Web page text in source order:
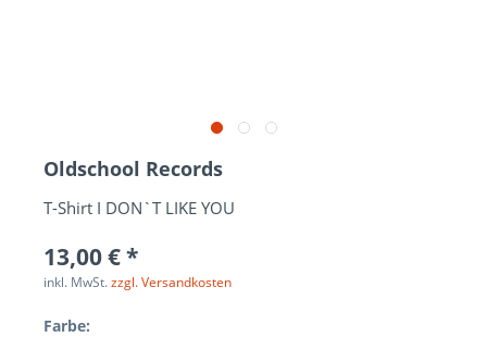
Oldschool Records
T-Shirt I DON`T LIKE YOU
13,00 € *
inkl. MwSt.zzgl. Versandkosten
Farbe: